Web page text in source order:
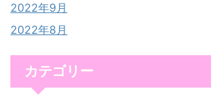
2022年9月
2022年8月
カテゴリー